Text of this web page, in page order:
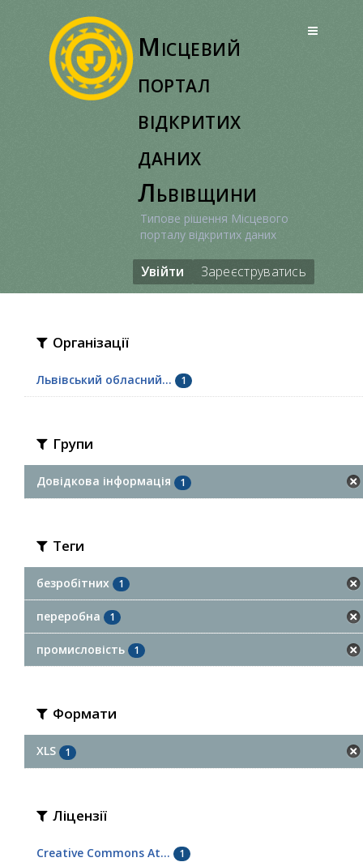
Місцевий
портал
відкритих
даних
Львівщини
Типове рішення Місцевого
порталу відкритих даних
Увійти Зареєструватись
Організації
Львівський обласний... 1
Групи
Довідкова інформація 1
Теги
безробітних 1
переробна 1
промисловість 1
Формати
XLS 1
Ліцензії
Creative Commons At... 1